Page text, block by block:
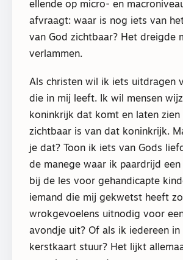
ellende op micro- en
afvraagt: waar is nog iets van
van God zichtbaar? Het dreigde
verlammen.
Als christen wil ik iets uitdragen
die in mij leeft. Ik wil mensen
koninkrijk dat komt en laten zien
zichtbaar is van dat koninkrijk.
je dat? Toon ik iets van Gods
de manege waar ik paardrijd
bij de les voor gehandicapte
iemand die mij gekwetst heeft
wrokgevoelens uitnodig voor
avondje uit? Of als ik iedereen
kerstkaart stuur? Het lijkt